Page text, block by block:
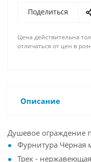
Поделиться
Цена действительна
отличаться от цен в
Описание
Душевое ограждение
Фурнитура Чёрная
Трек -